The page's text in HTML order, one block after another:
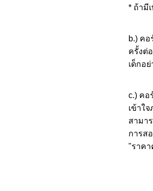
* ถ้ามี
b.) คอ
ครั้งต่
เด็กอ
c.) คอ
เข้าใ
สามา
การส
"ราค